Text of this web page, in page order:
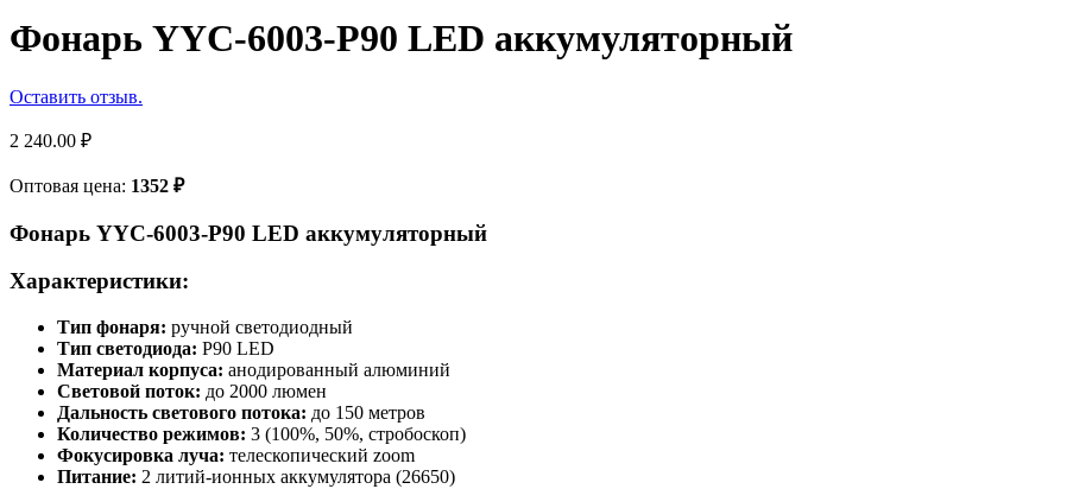
Фонарь YYC-6003-Р90 LED аккумуляторный
Оставить отзыв.
2 240.00 ₽
Оптовая цена: 1352 ₽
Фонарь YYC-6003-P90 LED аккумуляторный
Характеристики:
Тип фонаря: ручной светодиодный
Тип светодиода: P90 LED
Материал корпуса: анодированный алюминий
Световой поток: до 2000 люмен
Дальность светового потока: до 150 метров
Количество режимов: 3 (100%, 50%, стробоскоп)
Фокусировка луча: телескопический zоom
Питание: 2 литий-ионных аккумулятора (26650)